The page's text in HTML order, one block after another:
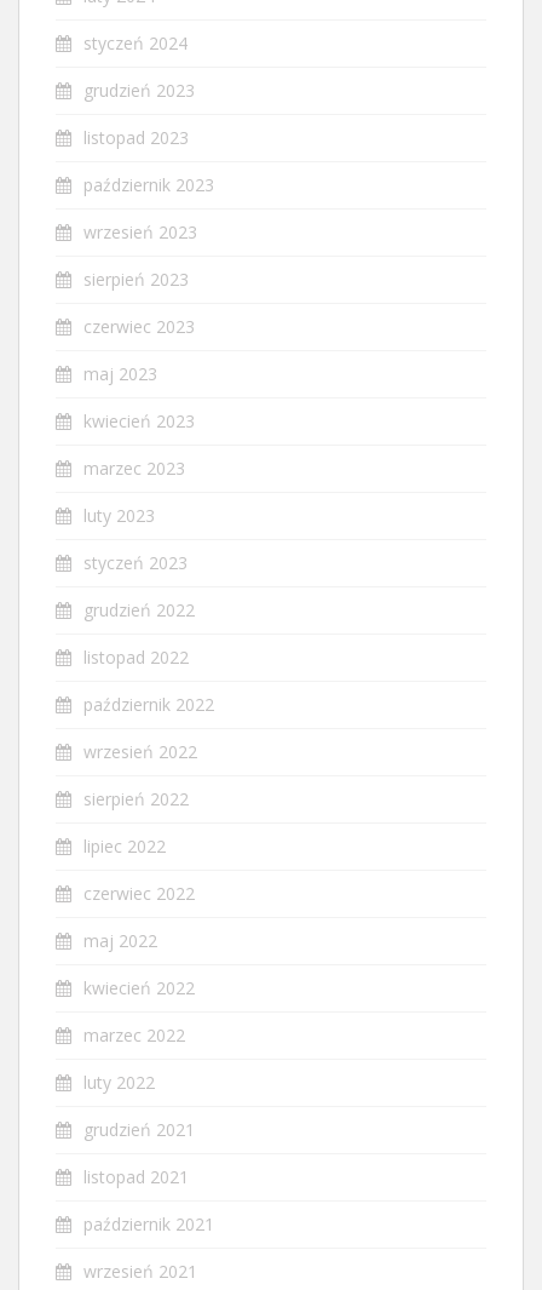
styczeń 2024
grudzień 2023
listopad 2023
październik 2023
wrzesień 2023
sierpień 2023
czerwiec 2023
maj 2023
kwiecień 2023
marzec 2023
luty 2023
styczeń 2023
grudzień 2022
listopad 2022
październik 2022
wrzesień 2022
sierpień 2022
lipiec 2022
czerwiec 2022
maj 2022
kwiecień 2022
marzec 2022
luty 2022
grudzień 2021
listopad 2021
październik 2021
wrzesień 2021